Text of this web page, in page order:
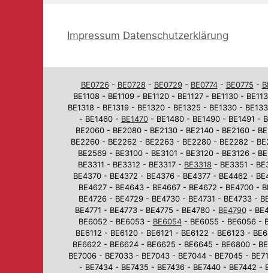
Impressum Datenschutzerklärung
BE0726- BE0728- BE0729- BE0774- BE0775 -
BE1108 - BE1109 - BE1120 - BE1127 - BE1130 -
BE1318 - BE1319 - BE1320 - BE1325 - BE1330 -
- BE1460 - BE1470- BE1480 - BE1490 - BE1491 -
BE2060 - BE2080 - BE2130 - BE2140 - BE2160 -
BE2260 - BE2262 - BE2263 - BE2280 - BE2282 -
BE2569 - BE3100 - BE3101 - BE3120 - BE3126 -
BE3311 - BE3312 - BE3317 - BE3318 - BE3351 -
BE4370 - BE4372 - BE4376 - BE4377 - BE4462 -
BE4627 - BE4643 - BE4667 - BE4672 - BE4700 -
BE4726 - BE4729 - BE4730 - BE4731 - BE4733 -
BE4771 - BE4773 - BE4775 - BE4780 - BE4790-
BE6052 - BE6053 - BE6054- BE6055 - BE6056 -
BE6112 - BE6120 - BE6121 - BE6122 - BE6123 -
BE6622 - BE6624 - BE6625 - BE6645 - BE6800 -
BE7006 - BE7033 - BE7043 - BE7044 - BE7045 -
- BE7434 - BE7435 - BE7436 - BE7440 - BE7442 -